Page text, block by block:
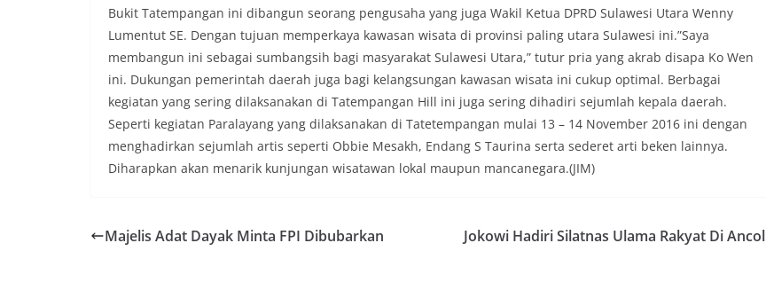
Bukit Tatempangan ini dibangun seorang pengusaha yang juga Wakil Ketua DPRD Sulawesi Utara Wenny
Lumentut SE. Dengan tujuan memperkaya kawasan wisata di provinsi paling utara Sulawesi ini.”Saya
membangun ini sebagai sumbangsih bagi masyarakat Sulawesi Utara,” tutur pria yang akrab disapa Ko Wen
ini. Dukungan pemerintah daerah juga bagi kelangsungan kawasan wisata ini cukup optimal. Berbagai
kegiatan yang sering dilaksanakan di Tatempangan Hill ini juga sering dihadiri sejumlah kepala daerah.
Seperti kegiatan Paralayang yang dilaksanakan di Tatetempangan mulai 13 – 14 November 2016 ini dengan
menghadirkan sejumlah artis seperti Obbie Mesakh, Endang S Taurina serta sederet arti beken lainnya.
Diharapkan akan menarik kunjungan wisatawan lokal maupun mancanegara.(JIM)
Majelis Adat Dayak Minta FPI Dibubarkan Jokowi Hadiri Silatnas Ulama Rakyat Di Ancol